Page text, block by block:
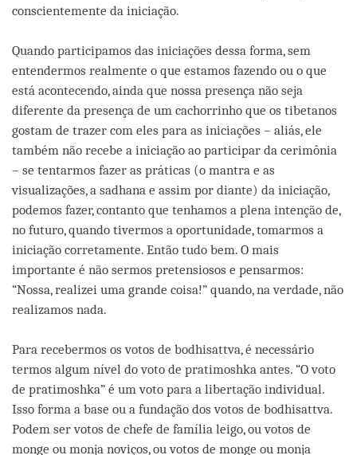
conscientemente da iniciação.
Quando participamos das iniciações dessa forma, sem
entendermos realmente o que estamos fazendo ou o que
está acontecendo, ainda que nossa presença não seja
diferente da presença de um cachorrinho que os tibetanos
gostam de trazer com eles para as iniciações – aliás, ele
também não recebe a iniciação ao participar da cerimônia
– se tentarmos fazer as práticas (o mantra e as
visualizações, a sadhana e assim por diante) da iniciação,
podemos fazer, contanto que tenhamos a plena intenção de,
no futuro, quando tivermos a oportunidade, tomarmos a
iniciação corretamente. Então tudo bem. O mais
importante é não sermos pretensiosos e pensarmos:
“Nossa, realizei uma grande coisa!” quando, na verdade, não
realizamos nada.
Para recebermos os votos de bodhisattva, é necessário
termos algum nível do voto de pratimoshka antes. “O voto
de pratimoshka” é um voto para a libertação individual.
Isso forma a base ou a fundação dos votos de bodhisattva.
Podem ser votos de chefe de família leigo, ou votos de
monge ou monja noviços, ou votos de monge ou monja